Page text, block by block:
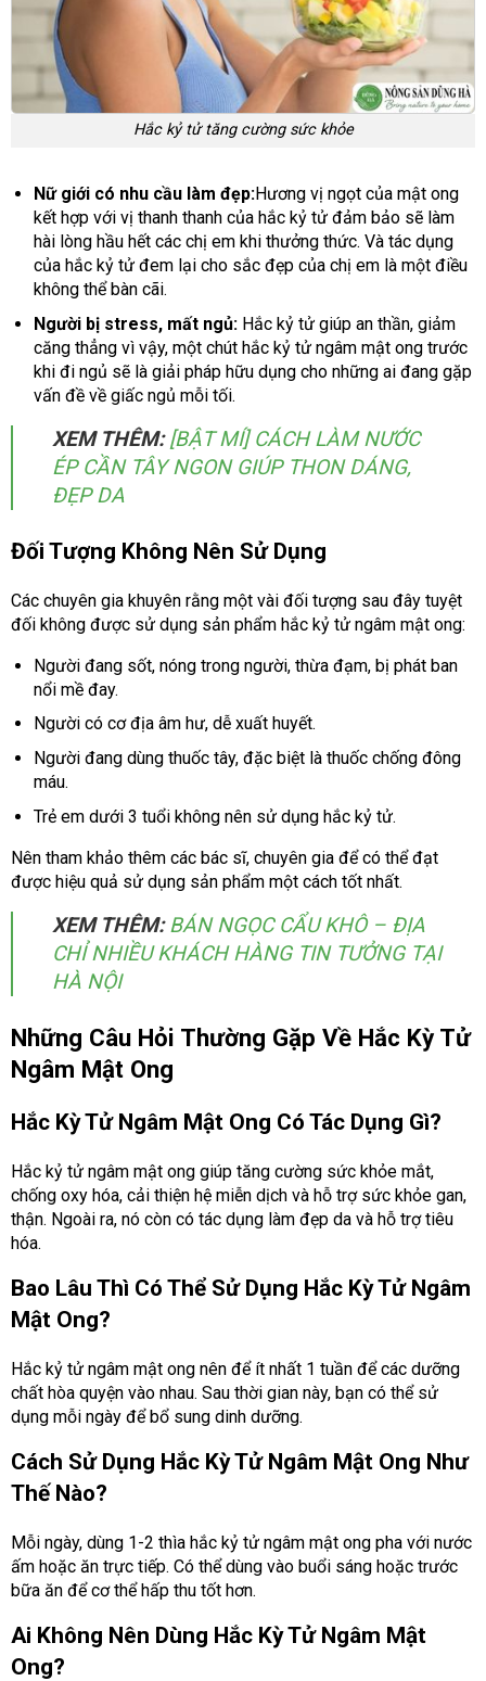
Hắc kỷ tử tăng cường sức khỏe
Nữ giới có nhu cầu làm đẹp:Hương vị ngọt của mật ong
kết hợp với vị thanh thanh của hắc kỷ tử đảm bảo sẽ làm
hài lòng hầu hết các chị em khi thưởng thức. Và tác dụng
của hắc kỷ tử đem lại cho sắc đẹp của chị em là một điều
không thể bàn cãi.
Người bị stress, mất ngủ:Hắc kỷ tử giúp an thần, giảm
căng thẳng vì vậy, một chút hắc kỷ tử ngâm mật ong trước
khi đi ngủ sẽ là giải pháp hữu dụng cho những ai đang gặp
vấn đề về giấc ngủ mỗi tối.
XEM THÊM: [BẬT MÍ] CÁCH LÀM NƯỚC
ÉP CẦN TÂY NGON GIÚP THON DÁNG,
ĐẸP DA
Đối Tượng Không Nên Sử Dụng
Các chuyên gia khuyên rằng một vài đối tượng sau đây tuyệt
đối không được sử dụng sản phẩm hắc kỷ tử ngâm mật ong:
Người đang sốt, nóng trong người, thừa đạm, bị phát ban
nổi mề đay.
Người có cơ địa âm hư, dễ xuất huyết.
Người đang dùng thuốc tây, đặc biệt là thuốc chống đông
máu.
Trẻ em dưới 3 tuổi không nên sử dụng hắc kỷ tử.
Nên tham khảo thêm các bác sĩ, chuyên gia để có thể đạt
được hiệu quả sử dụng sản phẩm một cách tốt nhất.
XEM THÊM: BÁN NGỌC CẨU KHÔ – ĐỊA
CHỈ NHIỀU KHÁCH HÀNG TIN TƯỞNG TẠI
HÀ NỘI
Những Câu Hỏi Thường Gặp Về Hắc Kỳ Tử
Ngâm Mật Ong
Hắc Kỳ Tử Ngâm Mật Ong Có Tác Dụng Gì?
Hắc kỷ tử ngâm mật ong giúp tăng cường sức khỏe mắt,
chống oxy hóa, cải thiện hệ miễn dịch và hỗ trợ sức khỏe gan,
thận. Ngoài ra, nó còn có tác dụng làm đẹp da và hỗ trợ tiêu
hóa.
Bao Lâu Thì Có Thể Sử Dụng Hắc Kỳ Tử Ngâm
Mật Ong?
Hắc kỷ tử ngâm mật ong nên để ít nhất 1 tuần để các dưỡng
chất hòa quyện vào nhau. Sau thời gian này, bạn có thể sử
dụng mỗi ngày để bổ sung dinh dưỡng.
Cách Sử Dụng Hắc Kỳ Tử Ngâm Mật Ong Như
Thế Nào?
Mỗi ngày, dùng 1-2 thìa hắc kỷ tử ngâm mật ong pha với nước
ấm hoặc ăn trực tiếp. Có thể dùng vào buổi sáng hoặc trước
bữa ăn để cơ thể hấp thu tốt hơn.
Ai Không Nên Dùng Hắc Kỳ Tử Ngâm Mật
Ong?